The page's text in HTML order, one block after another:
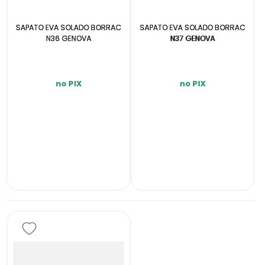
SAPATO EVA SOLADO BORRAC
N36 GENOVA
no PIX
SAPATO EVA SOLADO BORRAC
N37 GENOVA
no PIX